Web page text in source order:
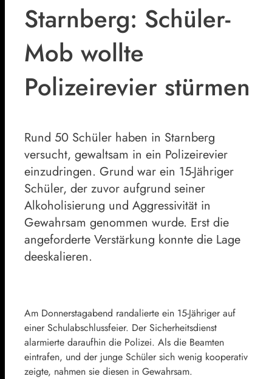
Starnberg: Schüler-
Mob wollte
Polizeirevier stürmen
Rund 50 Schüler haben in Starnberg
versucht, gewaltsam in ein Polizeirevier
einzudringen. Grund war ein 15-Jähriger
Schüler, der zuvor aufgrund seiner
Alkoholisierung und Aggressivität in
Gewahrsam genommen wurde. Erst die
angeforderte Verstärkung konnte die Lage
deeskalieren.
Am Donnerstagabend randalierte ein 15-Jähriger auf
einer Schulabschlussfeier. Der Sicherheitsdienst
alarmierte daraufhin die Polizei. Als die Beamten
eintrafen, und der junge Schüler sich wenig kooperativ
zeigte, nahmen sie diesen in Gewahrsam.